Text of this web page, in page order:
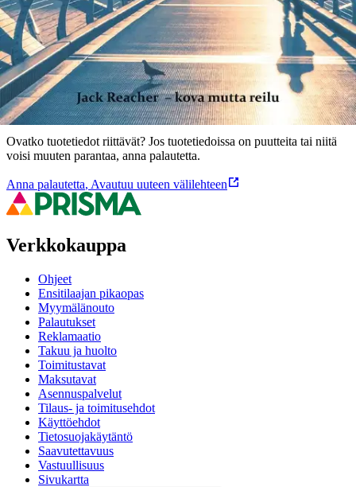
Ominaisuudet
Oletko tyytyväinen tuotetietoihin?
Ovatko tuotetiedot riittävät? Jos tuotetiedoissa on puutteita tai niitä
voisi muuten parantaa, anna palautetta.
Anna palautetta, Avautuu uuteen välilehteen
Verkkokauppa
Ohjeet
Ensitilaajan pikaopas
Myymälänouto
Palautukset
Reklamaatio
Takuu ja huolto
Toimitustavat
Maksutavat
Asennuspalvelut
Tilaus- ja toimitusehdot
Käyttöehdot
Tietosuojakäytäntö
Saavutettavuus
Vastuullisuus
Sivukartta